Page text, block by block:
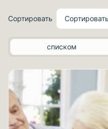
Сортировать Сортировать
списком